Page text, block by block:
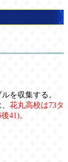
を収集する。
花丸高校は73タ
41)。